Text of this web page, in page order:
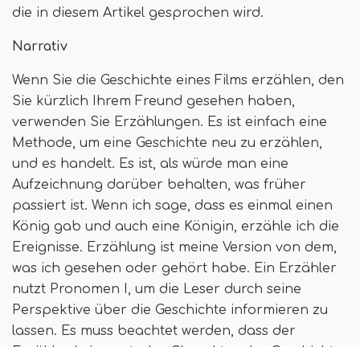
die in diesem Artikel gesprochen wird.
Narrativ
Wenn Sie die Geschichte eines Films erzählen, den
Sie kürzlich Ihrem Freund gesehen haben,
verwenden Sie Erzählungen. Es ist einfach eine
Methode, um eine Geschichte neu zu erzählen,
und es handelt. Es ist, als würde man eine
Aufzeichnung darüber behalten, was früher
passiert ist. Wenn ich sage, dass es einmal einen
König gab und auch eine Königin, erzähle ich die
Ereignisse. Erzählung ist meine Version von dem,
was ich gesehen oder gehört habe. Ein Erzähler
nutzt Pronomen I, um die Leser durch seine
Perspektive über die Geschichte informieren zu
lassen. Es muss beachtet werden, dass der